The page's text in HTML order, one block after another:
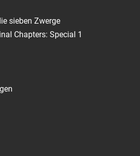
sieben Zwerge
Chapters: Special 1